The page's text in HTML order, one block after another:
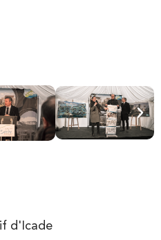
d'Icade